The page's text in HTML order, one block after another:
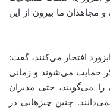
مجاهدان ما بیرون از این
افتخار می‌کنند، گفت:
حمایت می‌شوند و زمانی
می‌گویند، حتی مدیران
چنین چیزهایی در